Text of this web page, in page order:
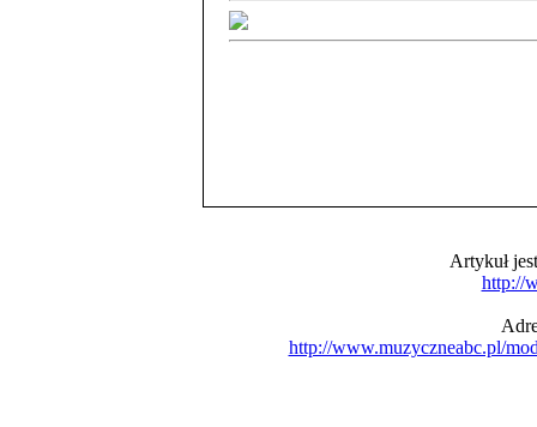
Artykuł
http://
http://www.muzyczneabc.pl/